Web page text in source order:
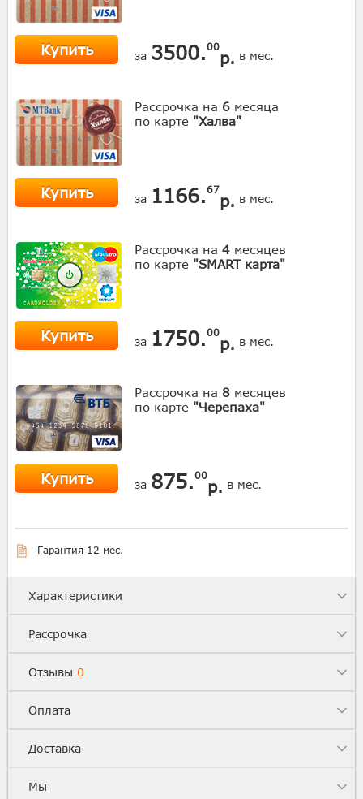
Купить за 3500.00
р. в мес.
Рассрочка на 6 месяца
по карте "Халва"
Купить за 1166.67
р. в мес.
Рассрочка на 4 месяцев
по карте "SMART карта"
Купить за 1750.00
р. в мес.
Рассрочка на 8 месяцев
по карте "Черепаха"
Купить за 875.00
р. в мес.
Гарантия 12 мес.
Характеристики
Рассрочка
Отзывы 0
Оплата
Доставка
Мы